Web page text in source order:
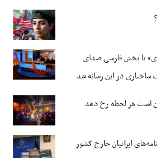
با بخش فارسی صدای
ساختاری در این رسانه شد
است هر لحظه رخ دهد
ایرانیان خارج کشور